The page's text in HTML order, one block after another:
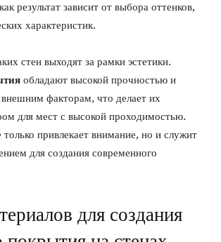
результат зависит от выбора оттенков,
характеристик.
стен выходят за рамки эстетики.
обладают высокой прочностью и
факторам, что делает их
для мест с высокой проходимостью.
привлекает внимание, но и служит
для создания современного
для создания